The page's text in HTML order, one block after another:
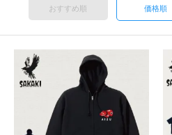
おすすめ順 価格順